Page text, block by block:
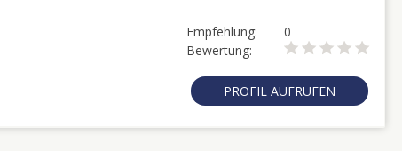
Empfehlung:
0
Bewertung:
PROFIL AUFRUFEN